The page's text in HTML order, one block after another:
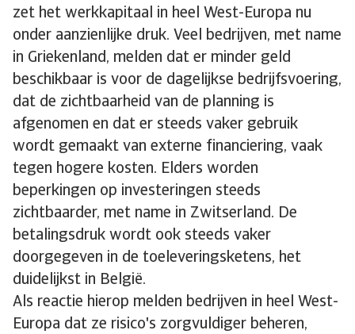
zet het werkkapitaal in heel West-Europa nu
onder aanzienlijke druk. Veel bedrijven, met name
in Griekenland, melden dat er minder geld
beschikbaar is voor de dagelijkse bedrijfsvoering,
dat de zichtbaarheid van de planning is
afgenomen en dat er steeds vaker gebruik
wordt gemaakt van externe financiering, vaak
tegen hogere kosten. Elders worden
beperkingen op investeringen steeds
zichtbaarder, met name in Zwitserland. De
betalingsdruk wordt ook steeds vaker
doorgegeven in de toeleveringsketens, het
duidelijkst in België.
Als reactie hierop melden bedrijven in heel West-
Europa dat ze risico's zorgvuldiger beheren,